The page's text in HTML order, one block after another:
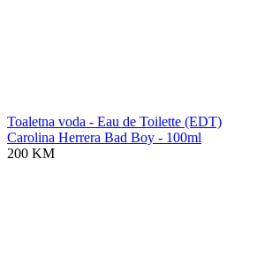
Toaletna voda - Eau de Toilette (EDT)
Carolina Herrera Bad Boy - 100ml
200 KM